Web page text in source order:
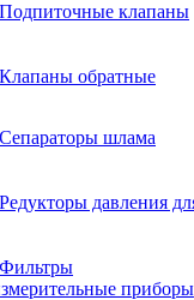
Подпиточные клапаны
Клапаны обратные
Сепараторы шлама
Редукторы давления
Фильтры
приборы